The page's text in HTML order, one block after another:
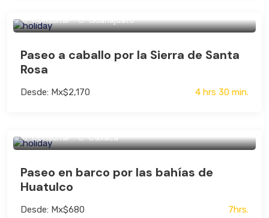
Consultar Guanajuato
Paseo a caballo por la Sierra de Santa
Rosa
Desde: Mx$2,170 4 hrs 30 min.
Consultar Oaxaca
Paseo en barco por las bahías de
Huatulco
Desde: Mx$680 7hrs.